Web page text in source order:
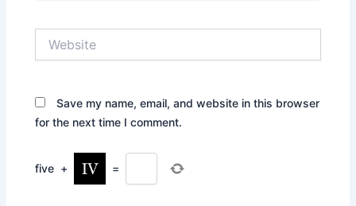
Save my name, email, and website in this browser
for the next time I comment.
five + =